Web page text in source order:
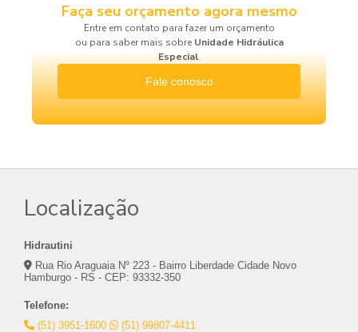
Faça seu orçamento agora mesmo
Entre em contato para fazer um orçamento
ou para saber mais sobre Unidade Hidráulica
Especial.
Fale conosco
Localização
Hidrautini
Rua Rio Araguaia Nº 223 - Bairro Liberdade Cidade Novo
Hamburgo - RS - CEP: 93332-350
Telefone:
(51) 3951-1600
(51) 99807-4411